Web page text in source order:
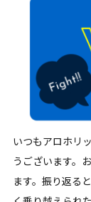
いつもアロホリ
うございます。
ます。振り返る